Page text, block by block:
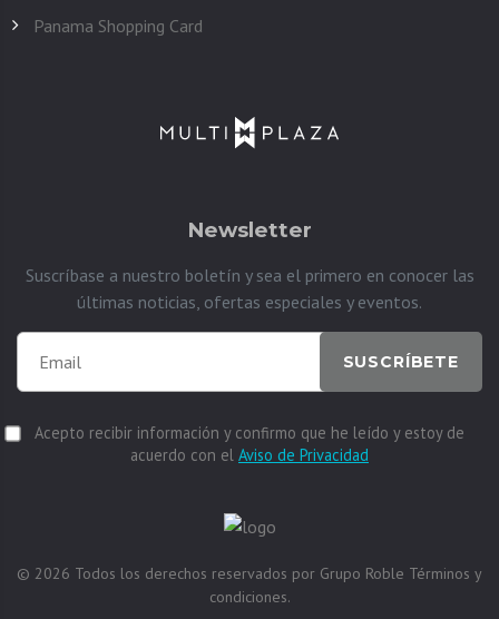
Panama Shopping Card
Newsletter
Suscríbase a nuestro boletín y sea el primero en conocer las
últimas noticias, ofertas especiales y eventos.
SUSCRÍBETE
Acepto recibir información y confirmo que he leído y estoy de
acuerdo con el Aviso de Privacidad
© 2026 Todos los derechos reservados por Grupo Roble Términos y
condiciones.